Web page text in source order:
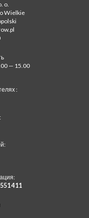
o.
Wielkie
— 15.00
:
411